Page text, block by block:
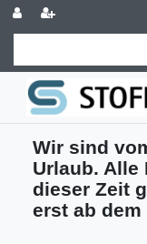
Wir sind
Urlaub. Alle
dieser Zeit
erst ab dem